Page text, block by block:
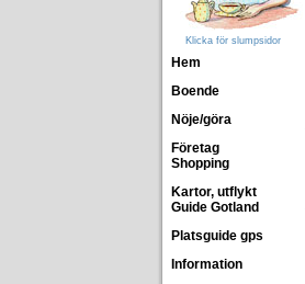
Klicka för slumpsidor
Hem
Boende
Nöje/göra
Företag
Shopping
Kartor, utflykt
Guide Gotland
Platsguide gps
Information